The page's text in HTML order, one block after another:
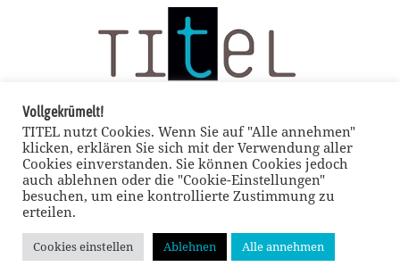
© TITEL kulturmagazin 2022
Vollgekrümelt!
TITEL nutzt Cookies. Wenn Sie auf "Alle annehmen"
klicken, erklären Sie sich mit der Verwendung aller
Cookies einverstanden. Sie können Cookies jedoch
auch ablehnen oder die "Cookie-Einstellungen"
besuchen, um eine kontrollierte Zustimmung zu
erteilen.
Cookies einstellen Ablehnen Alle annehmen